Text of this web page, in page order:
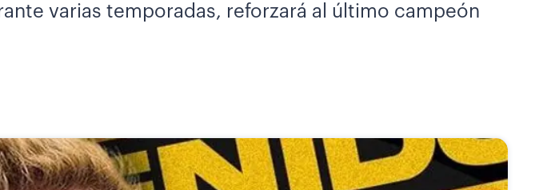
varias temporadas, reforzará al último campeón